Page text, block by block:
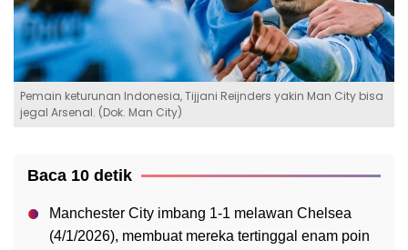
Pemain keturunan Indonesia, Tijjani Reijnders yakin Man City bisa
jegal Arsenal. (Dok. Man City)
Baca 10 detik
Manchester City imbang 1-1 melawan Chelsea
(4/1/2026), membuat mereka tertinggal enam poin